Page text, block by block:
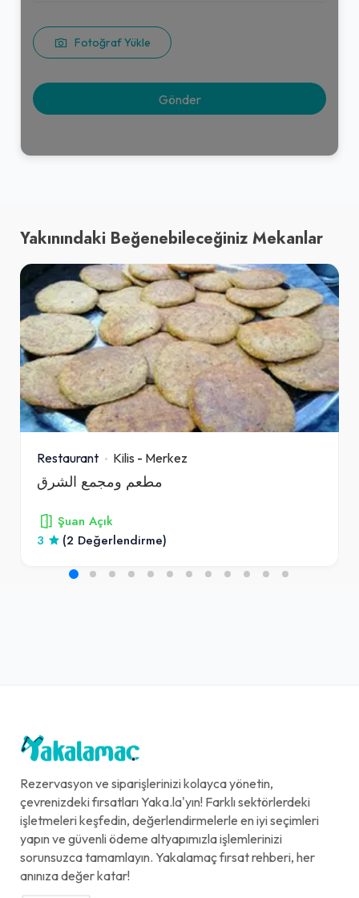
Fotoğraf Yükle
Yakınındaki Beğenebileceğiniz Mekanlar
Restaurant Kilis - Merkez
مطعم ومجمع الشرق
Şuan Açık
3
(2 Değerlendirme)
Rezervasyon ve siparişlerinizi kolayca yönetin,
çevrenizdeki fırsatları Yaka.la'yın! Farklı sektörlerdeki
işletmeleri keşfedin, değerlendirmelerle en iyi seçimleri
yapın ve güvenli ödeme altyapımızla işlemlerinizi
sorunsuzca tamamlayın. Yakalamaç fırsat rehberi, her
anınıza değer katar!